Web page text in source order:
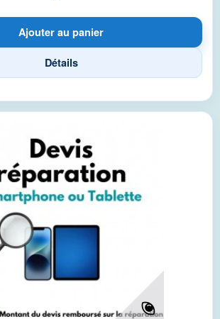
Ajouter au panier
Détails